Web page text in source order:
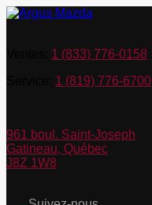
1 (833) 776-0158
1 (819) 776-6700
961 boul. Saint-Joseph
Gatineau, Québec
J8Z 1W8